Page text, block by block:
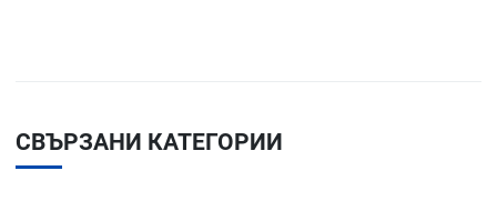
СВЪРЗАНИ КАТЕГОРИИ